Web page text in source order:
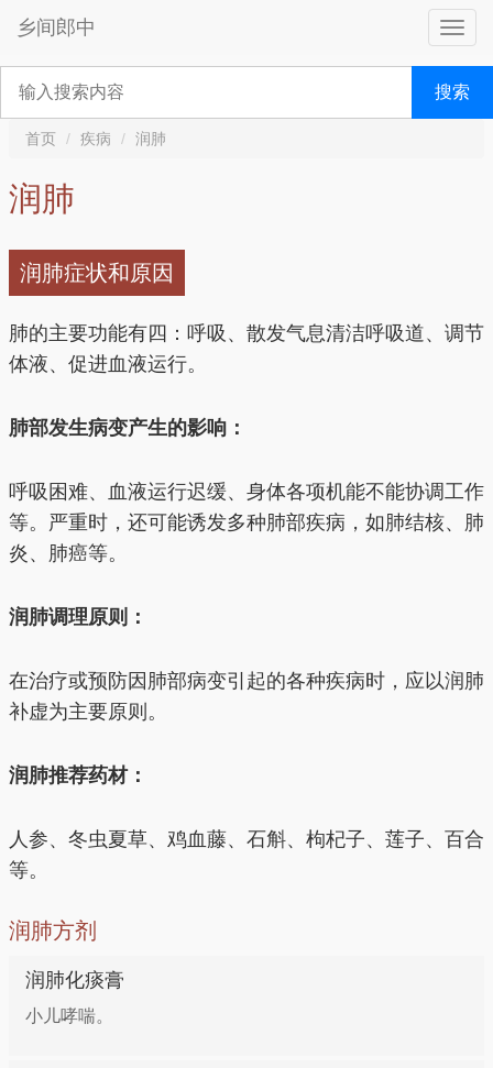
乡间郎中
搜索
首页 疾病 润肺
润肺
润肺症状和原因
肺的主要功能有四：呼吸、散发气息清洁呼吸道、调节
体液、促进血液运行。
肺部发生病变产生的影响：
呼吸困难、血液运行迟缓、身体各项机能不能协调工作
等。严重时，还可能诱发多种肺部疾病，如肺结核、肺
炎、肺癌等。
润肺调理原则：
在治疗或预防因肺部病变引起的各种疾病时，应以润肺
补虚为主要原则。
润肺推荐药材：
人参、冬虫夏草、鸡血藤、石斛、枸杞子、莲子、百合
等。
润肺方剂
润肺化痰膏
小儿哮喘。